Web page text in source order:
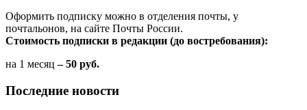
Оформить подписку можно в отделения почты, у
почтальонов, на сайте Почты России.
Стоимость подписки в редакции (до востребования):
на 1 месяц – 50 руб.
Последние новости